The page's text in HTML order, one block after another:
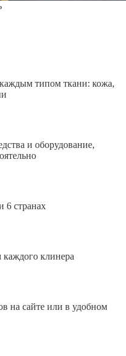
типом ткани: кожа,
и оборудование,
6 странах
клинера
на сайте или в удобном